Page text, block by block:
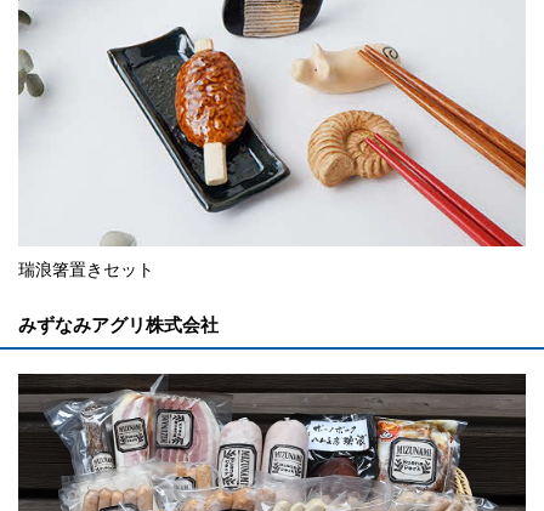
瑞浪箸置きセット
みずなみアグリ株式会社